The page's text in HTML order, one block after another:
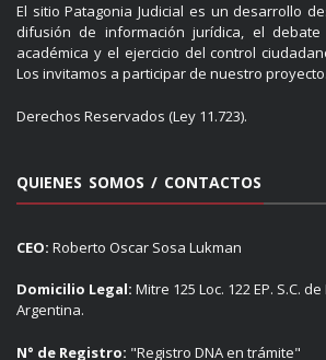
El sitio Patagonia Judicial es un desarrollo
difusión de información jurídica, el
académica y el ejercicio del control
Los invitamos a participar de nuestro proyecto.
Derechos Reservados (Ley 11.723).
QUIENES SOMOS / CONTACTOS
CEO: Roberto Oscar Sosa Lukman
Domicilio Legal: Mitre 125 Loc. 122 EP. S.C.
Argentina.
N° de Registro: "Registro DNA en trámite"